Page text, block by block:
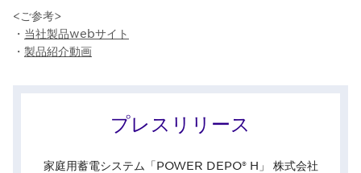
<ご参考>
・ 当社製品webサイト
・ 製品紹介動画
プレスリリース
家庭用蓄電システム「POWER DEPO® H」 株式会社